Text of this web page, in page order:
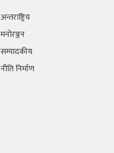
अन्तराष्ट्रिय
मनोरञ्जन
सम्पादकीय
नीति निर्माण